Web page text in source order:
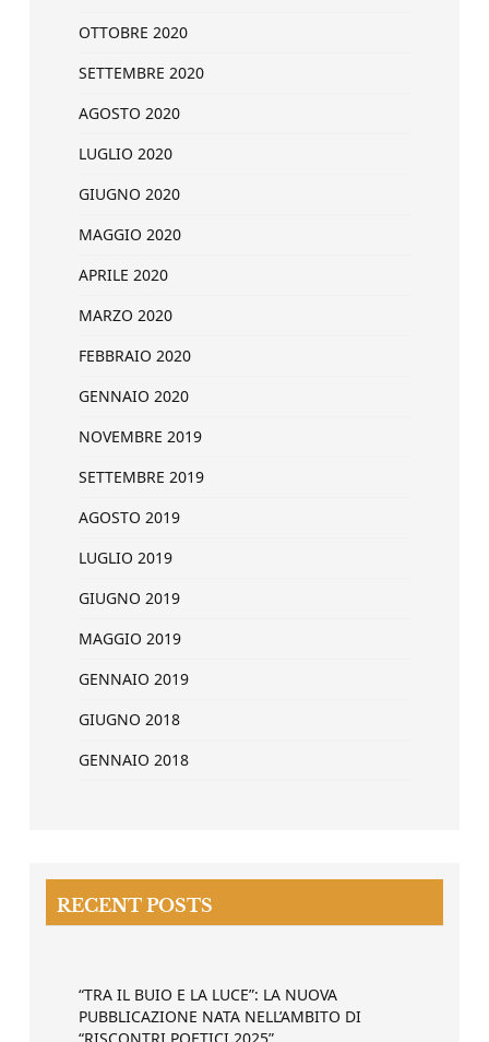
OTTOBRE 2020
SETTEMBRE 2020
AGOSTO 2020
LUGLIO 2020
GIUGNO 2020
MAGGIO 2020
APRILE 2020
MARZO 2020
FEBBRAIO 2020
GENNAIO 2020
NOVEMBRE 2019
SETTEMBRE 2019
AGOSTO 2019
LUGLIO 2019
GIUGNO 2019
MAGGIO 2019
GENNAIO 2019
GIUGNO 2018
GENNAIO 2018
RECENT POSTS
“TRA IL BUIO E LA LUCE”: LA NUOVA
PUBBLICAZIONE NATA NELL’AMBITO DI